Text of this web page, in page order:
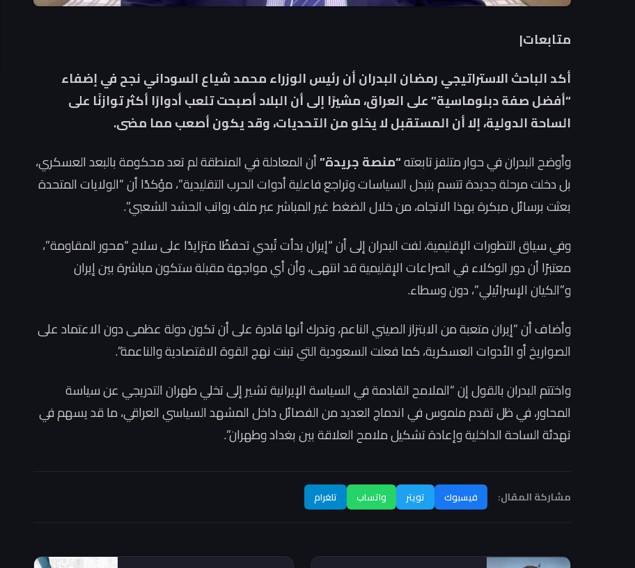
متابعات|
أكد الباحث الاستراتيجي رمضان البدران أن رئيس الوزراء محمد شياع السوداني نجح في إضفاء
“أفضل صفة دبلوماسية” على العراق، مشيرًا إلى أن البلاد أصبحت تلعب أدوارًا أكثر توازنًا على
الساحة الدولية، إلا أن المستقبل لا يخلو من التحديات، وقد يكون أصعب مما مضى.
وأوضح البدران في حوار متلفز تابعته“منصة جريدة”أن المعادلة في المنطقة لم تعد محكومة بالبعد العسكري،
بل دخلت مرحلة جديدة تتسم بتبدل السياسات وتراجع فاعلية أدوات الحرب التقليدية”، مؤكدًا أن “الولايات المتحدة
بعثت برسائل مبكرة بهذا الاتجاه، من خلال الضغط غير المباشر عبر ملف رواتب الحشد الشعبي”.
وفي سياق التطورات الإقليمية، لفت البدران إلى أن “إيران بدأت تُبدي تحفظًا متزايدًا على سلاح “محور المقاومة”،
معتبرًا أن دور الوكلاء في الصراعات الإقليمية قد انتهى، وأن أي مواجهة مقبلة ستكون مباشرة بين إيران
و”الكيان الإسرائيلي”، دون وسطاء.
وأضاف أن “إيران متعبة من الابتزاز الصيني الناعم، وتدرك أنها قادرة على أن تكون دولة عظمى دون الاعتماد على
الصواريخ أو الأدوات العسكرية، كما فعلت السعودية التي تبنت نهج القوة الاقتصادية والناعمة”.
واختتم البدران بالقول إن “الملامح القادمة في السياسة الإيرانية تشير إلى تخلي طهران التدريجي عن سياسة
المحاور، في ظل تقدم ملموس في اندماج العديد من الفصائل داخل المشهد السياسي العراقي، ما قد يسهم في
تهدئة الساحة الداخلية وإعادة تشكيل ملامح العلاقة بين بغداد وطهران”.
مشاركة المقال: فيسبوك تويتر واتساب تلغرام